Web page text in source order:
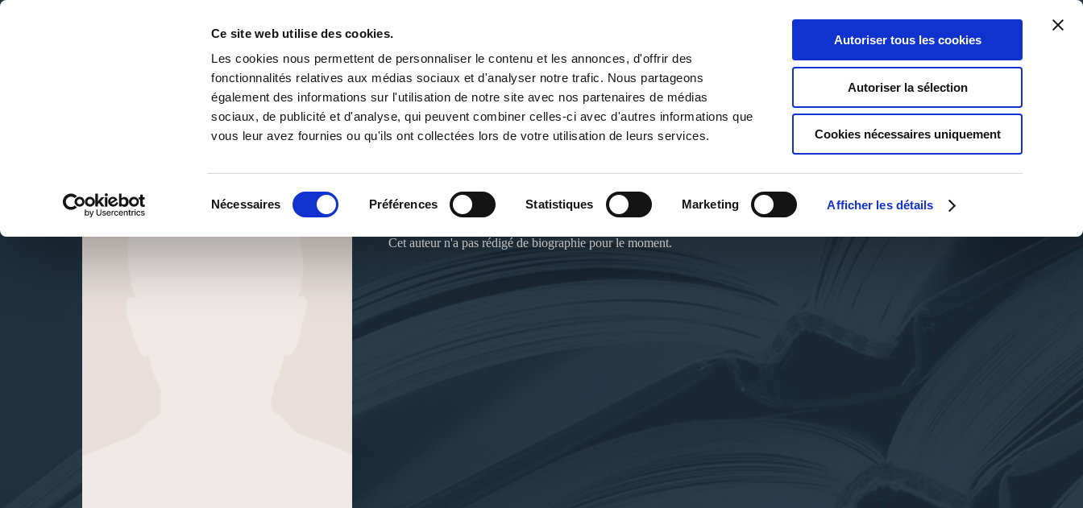
Ce site web utilise des cookies.
Les cookies nous permettent de personnaliser le contenu et les annonces, d'offrir des
fonctionnalités relatives aux médias sociaux et d'analyser notre trafic. Nous partageons
également des informations sur l'utilisation de notre site avec nos partenaires de médias
sociaux, de publicité et d'analyse, qui peuvent combiner celles-ci avec d'autres informations que
vous leur avez fournies ou qu'ils ont collectées lors de votre utilisation de leurs services.
Nécessaires Préférences Statistiques Marketing Afficher les détails
Autoriser tous les cookies
Autoriser la sélection
Cookies nécessaires uniquement
DE LA PAGE BLANCHE... AU BEST SELLER
0
Panier
0
Ma liste
Connexion
PUBLIER UN LIVRE LIBRAIRIE
NATHAN AYRAULT
Cet auteur n'a pas rédigé de biographie pour le moment.